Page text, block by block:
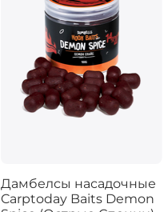
Дамбелсы насадочные
Carptoday Baits Demon